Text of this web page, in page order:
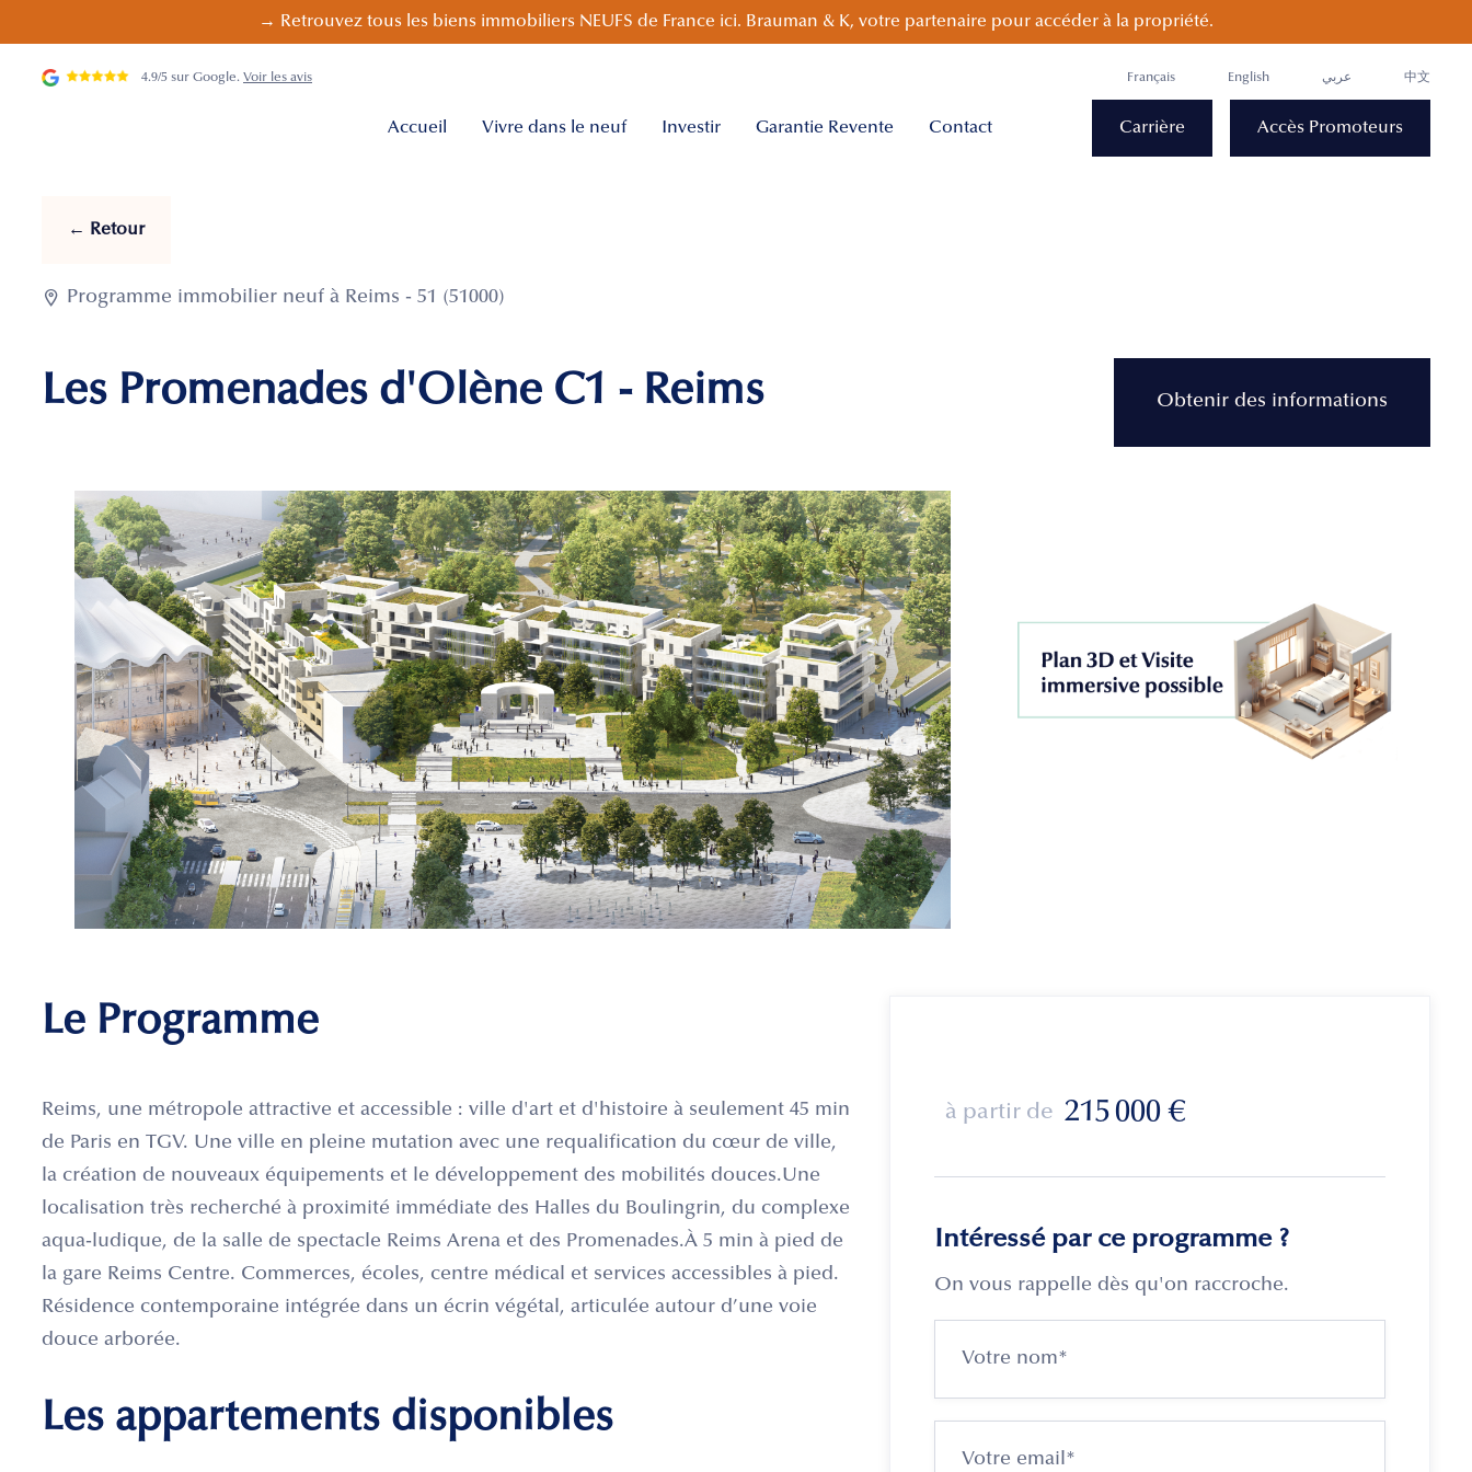
→ Retrouvez tous les biens immobiliers NEUFS de France ici. Brauman & K, votre partenaire pour accéder à la propriété.
4.9/5 sur Google. Voir les avis Français English عربي 中文
Accueil Vivre dans le neuf Investir Garantie Revente Contact Carrière Accès Promoteurs
← Retour
 Programme immobilier neuf à Reims - 51 (51000)
Les Promenades d'Olène C1 - Reims Obtenir des informations
Le Programme
Reims, une métropole attractive et accessible : ville d'art et d'histoire à seulement 45 min
de Paris en TGV. Une ville en pleine mutation avec une requalification du cœur de ville,
la création de nouveaux équipements et le développement des mobilités douces.Une
localisation très recherché à proximité immédiate des Halles du Boulingrin, du complexe
aqua-ludique, de la salle de spectacle Reims Arena et des Promenades.À 5 min à pied de
la gare Reims Centre. Commerces, écoles, centre médical et services accessibles à pied.
Résidence contemporaine intégrée dans un écrin végétal, articulée autour d’une voie
douce arborée.
Les appartements disponibles
à partir de 215 000 €
Intéressé par ce programme ?
On vous rappelle dès qu'on raccroche.